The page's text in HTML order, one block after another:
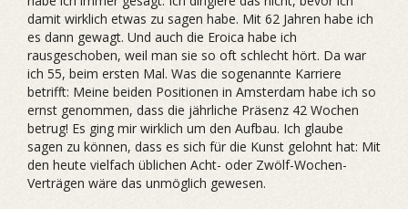
damit wirklich etwas zu sagen habe. Mit 62 Jahren habe ich
es dann gewagt. Und auch die Eroica habe ich
rausgeschoben, weil man sie so oft schlecht hört. Da war
ich 55, beim ersten Mal. Was die sogenannte Karriere
betrifft: Meine beiden Positionen in Amsterdam habe ich so
ernst genommen, dass die jährliche Präsenz 42 Wochen
betrug! Es ging mir wirklich um den Aufbau. Ich glaube
sagen zu können, dass es sich für die Kunst gelohnt hat: Mit
den heute vielfach üblichen Acht- oder Zwölf-Wochen-
Verträgen wäre das unmöglich gewesen.